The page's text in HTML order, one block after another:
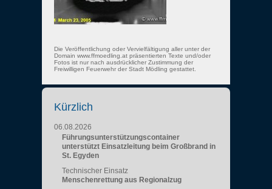
Die Veröffentlichung oder Vervielfältigung aller unter der
Domain www.ffmoedling.at präsentierten Texte und/oder
Fotos ist nur nach ausdrücklicher Zustimmung der
Freiwilligen Feuerwehr der Stadt Mödling gestattet.
Kürzlich
06.08.2026
Führungsunterstützungscontainer
unterstützt Einsatzleitung beim Großbrand in
St. Egyden
Technischer Einsatz
Menschenrettung aus Regionalzug